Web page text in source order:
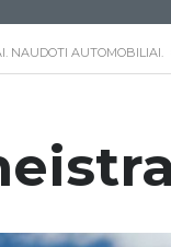
NAUDOTI AUTOMOBILIAI.